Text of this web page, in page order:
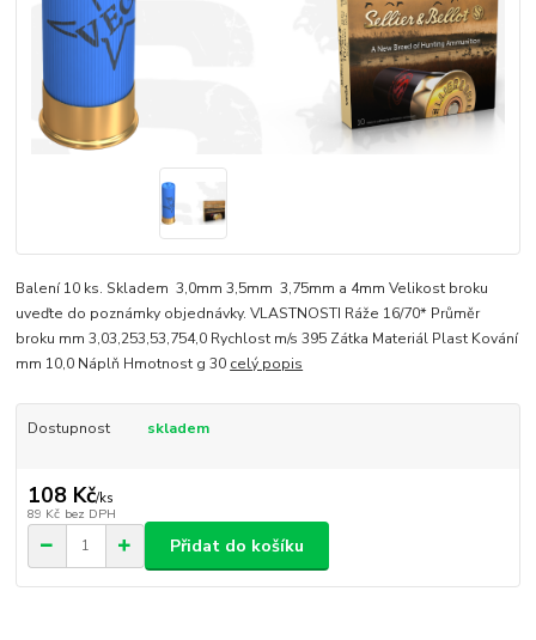
Balení 10 ks. Skladem 3,0mm 3,5mm 3,75mm a 4mm Velikost broku
uveďte do poznámky objednávky. VLASTNOSTI Ráže 16/70* Průměr
broku mm 3,03,253,53,754,0 Rychlost m/s 395 Zátka Materiál Plast Kování
mm 10,0 Náplň Hmotnost g 30 celý popis
Dostupnost skladem
108 Kč/ks
89 Kč bez DPH
Přidat do košíku